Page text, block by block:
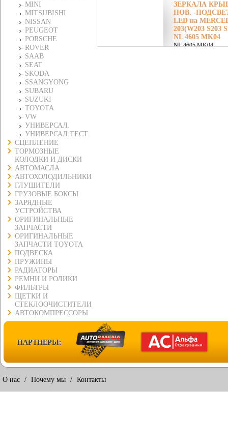
MINI
MITSUBISHI
NISSAN
PEUGEOT
PORSCHE
ROVER
SAAB
SEAT
SKODA
SSANGYONG
SUBARU
SUZUKI
TOYOTA
VW
УНИВЕРСАЛ.
УНИВЕРСАЛ.ТЕСТ
СЦЕПЛЕНИЕ
ТОРМОЗНЫЕ
КОЛОДКИ И ДИСКИ
АВТОМАСЛА
АВТОХОЛОДИЛЬНИКИ
ГЛУШИТЕЛИ
ГРУЗОВЫЕ БОКСЫ
ЗАРЯДНЫЕ
УСТРОЙСТВА
ОРИГИНАЛЬНЫЕ
ЗАПЧАСТИ
ОРИГИНАЛЬНЫЕ
ЗАПЧАСТИ TOYOTA
ПОДВЕСКА
ПРУЖИНЫ
РАДИАТОРЫ
РЕМНИ И РОЛИКИ
ФИЛЬТРЫ
ЩЕТКИ И
СТЕКЛООЧИСТИТЕЛИ
АВТОКОМПРЕССОРЫ
ЗЕРКАЛА
ПОВ. -
LED на
203(W203 S203
NL 4605 MK04
NL 4605 MK04
ПАРТНЕРЫ:
О нас / Почему мы / Контакты